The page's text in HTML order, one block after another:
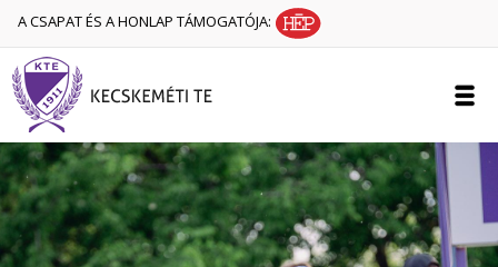
A CSAPAT ÉS A HONLAP TÁMOGATÓJA: